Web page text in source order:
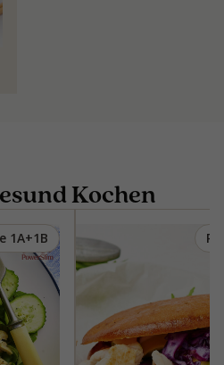
Kochen
1A+1B